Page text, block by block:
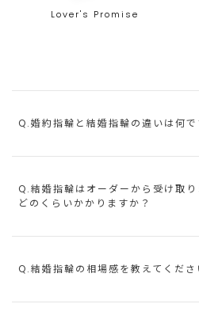
Lover's Promise
Q.婚約指輪と結婚指輪の違いは何で
Q.結婚指輪はオーダーから受け取り
どのくらいかかりますか？
Q.結婚指輪の相場感を教えてくださ